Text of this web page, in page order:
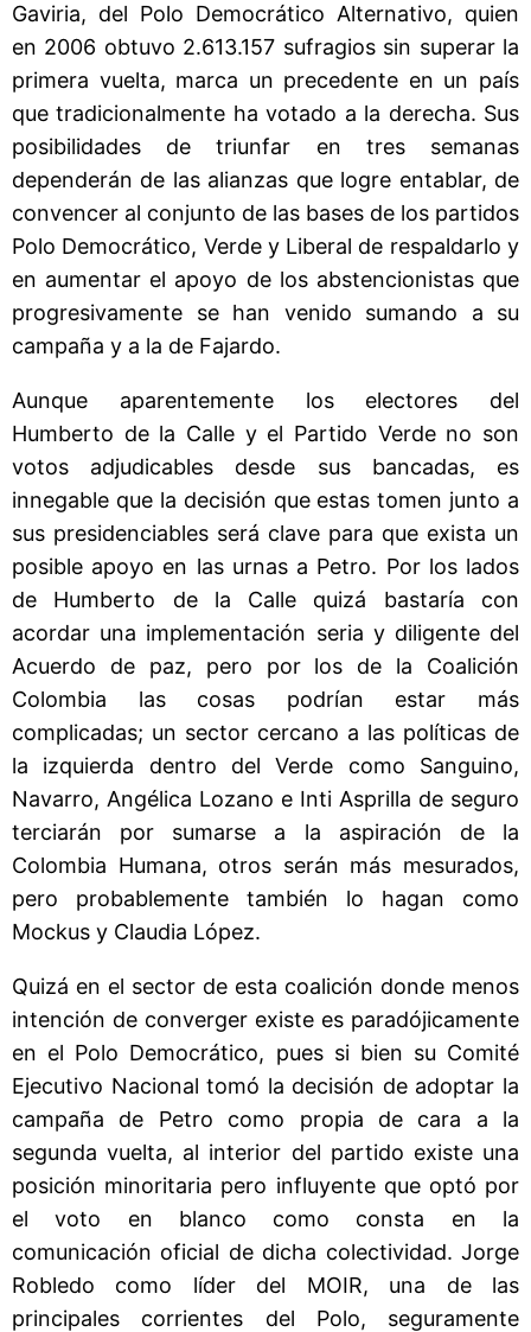
Gaviria, del Polo Democrático Alternativo, quien
en 2006 obtuvo 2.613.157 sufragios sin superar la
primera vuelta, marca un precedente en un país
que tradicionalmente ha votado a la derecha. Sus
posibilidades de triunfar en tres semanas
dependerán de las alianzas que logre entablar, de
convencer al conjunto de las bases de los partidos
Polo Democrático, Verde y Liberal de respaldarlo y
en aumentar el apoyo de los abstencionistas que
progresivamente se han venido sumando a su
campaña y a la de Fajardo.
Aunque aparentemente los electores del
Humberto de la Calle y el Partido Verde no son
votos adjudicables desde sus bancadas, es
innegable que la decisión que estas tomen junto a
sus presidenciables será clave para que exista un
posible apoyo en las urnas a Petro. Por los lados
de Humberto de la Calle quizá bastaría con
acordar una implementación seria y diligente del
Acuerdo de paz, pero por los de la Coalición
Colombia las cosas podrían estar más
complicadas; un sector cercano a las políticas de
la izquierda dentro del Verde como Sanguino,
Navarro, Angélica Lozano e Inti Asprilla de seguro
terciarán por sumarse a la aspiración de la
Colombia Humana, otros serán más mesurados,
pero probablemente también lo hagan como
Mockus y Claudia López.
Quizá en el sector de esta coalición donde menos
intención de converger existe es paradójicamente
en el Polo Democrático, pues si bien su Comité
Ejecutivo Nacional tomó la decisión de adoptar la
campaña de Petro como propia de cara a la
segunda vuelta, al interior del partido existe una
posición minoritaria pero influyente que optó por
el voto en blanco como consta en la
comunicación oficial de dicha colectividad. Jorge
Robledo como líder del MOIR, una de las
principales corrientes del Polo, seguramente